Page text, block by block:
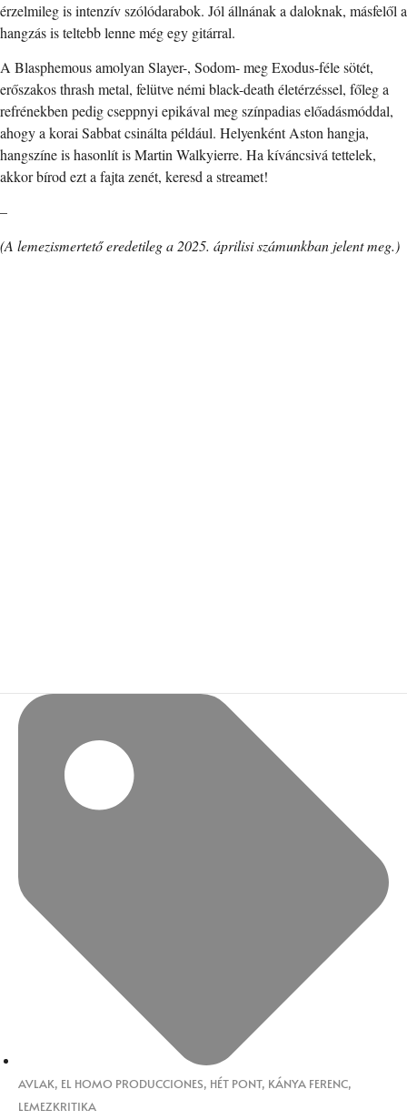
érzelmileg is intenzív szólódarabok. Jól állnának a daloknak, másfelől a
hangzás is teltebb lenne még egy gitárral.
A Blasphemous amolyan Slayer-, Sodom- meg Exodus-féle sötét,
erőszakos thrash metal, felütve némi black-death életérzéssel, főleg a
refrénekben pedig cseppnyi epikával meg színpadias előadásmóddal,
ahogy a korai Sabbat csinálta például. Helyenként Aston hangja,
hangszíne is hasonlít is Martin Walkyierre. Ha kíváncsivá tettelek,
akkor bírod ezt a fajta zenét, keresd a streamet!
–
(A lemezismertető eredetileg a 2025. áprilisi számunkban jelent meg.)
AVLAK, EL HOMO PRODUCCIONES, HÉT PONT, KÁNYA FERENC,
LEMEZKRITIKA